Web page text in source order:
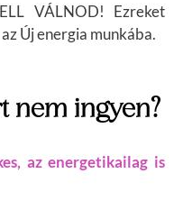
VÁLNOD! Ezreket
Új energia munkába.
nem ingyen?
az energetikailag is